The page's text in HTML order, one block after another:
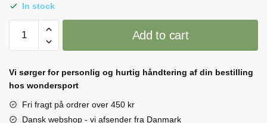
In stock
Skulderskåner
quantity
Add to cart
Vi sørger for personlig og hurtig håndtering af din bestilling
hos wondersport
Fri fragt på ordrer over 450 kr
Dansk webshop - vi afsender fra Danmark